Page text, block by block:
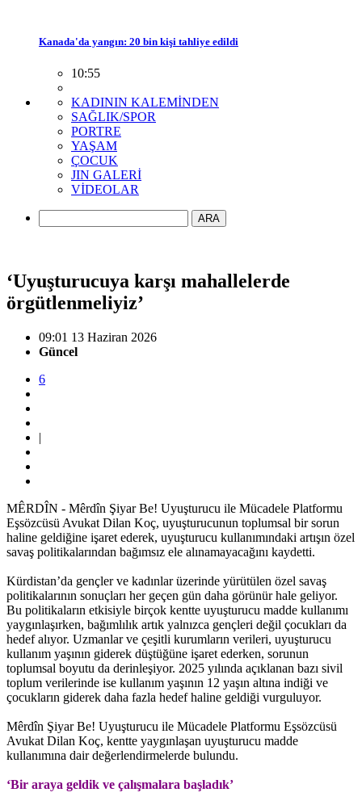
Kanada'da yangın: 20 bin kişi tahliye edildi
10:55
KADININ KALEMİNDEN
SAĞLIK/SPOR
PORTRE
YAŞAM
ÇOCUK
JIN GALERİ
VİDEOLAR
ARA
‘Uyuşturucuya karşı mahallelerde
örgütlenmeliyiz’
09:01 13 Haziran 2026
Güncel
6
|
MÊRDÎN - Mêrdîn Şiyar Be! Uyuşturucu ile Mücadele Platformu
Eşsözcüsü Avukat Dilan Koç, uyuşturucunun toplumsal bir sorun
haline geldiğine işaret ederek, uyuşturucu kullanımındaki artışın özel
savaş politikalarından bağımsız ele alınamayacağını kaydetti.
Kürdistan’da gençler ve kadınlar üzerinde yürütülen özel savaş
politikalarının sonuçları her geçen gün daha görünür hale geliyor.
Bu politikaların etkisiyle birçok kentte uyuşturucu madde kullanımı
yaygınlaşırken, bağımlılık artık yalnızca gençleri değil çocukları da
hedef alıyor. Uzmanlar ve çeşitli kurumların verileri, uyuşturucu
kullanım yaşının giderek düştüğüne işaret ederken, sorunun
toplumsal boyutu da derinleşiyor. 2025 yılında açıklanan bazı sivil
toplum verilerinde ise kullanım yaşının 12 yaşın altına indiği ve
çocukların giderek daha fazla hedef haline geldiği vurguluyor.
Mêrdîn Şiyar Be! Uyuşturucu ile Mücadele Platformu Eşsözcüsü
Avukat Dilan Koç, kentte yaygınlaşan uyuşturucu madde
kullanımına dair değerlendirmelerde bulundu.
‘Bir araya geldik ve çalışmalara başladık’